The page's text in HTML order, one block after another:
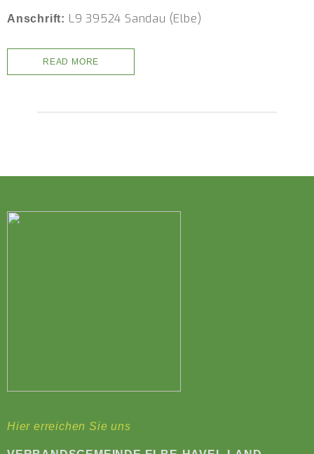
Anschrift: L9 39524 Sandau (Elbe)
READ MORE
Hier erreichen Sie uns